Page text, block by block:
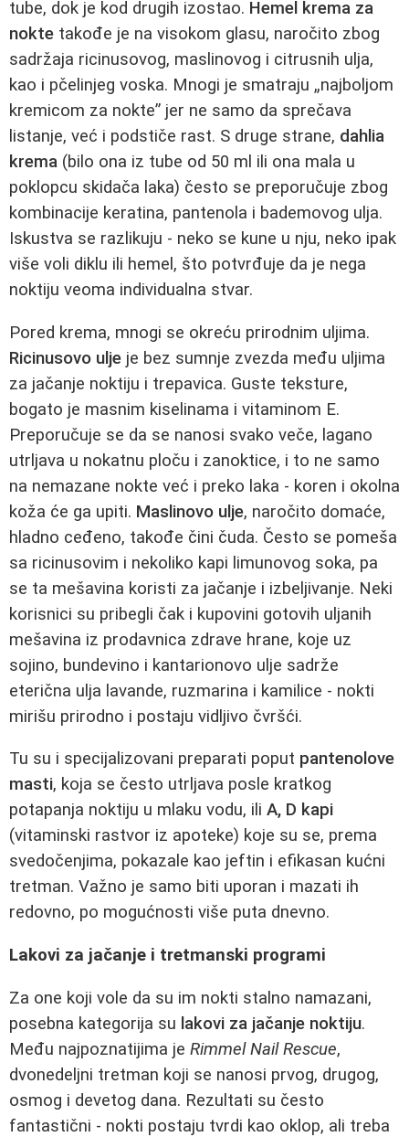
tube, dok je kod drugih izostao. Hemel krema za
nokte takođe je na visokom glasu, naročito zbog
sadržaja ricinusovog, maslinovog i citrusnih ulja,
kao i pčelinjeg voska. Mnogi je smatraju „najboljom
kremicom za nokte” jer ne samo da sprečava
listanje, već i podstiče rast. S druge strane, dahlia
krema (bilo ona iz tube od 50 ml ili ona mala u
poklopcu skidača laka) često se preporučuje zbog
kombinacije keratina, pantenola i bademovog ulja.
Iskustva se razlikuju - neko se kune u nju, neko ipak
više voli diklu ili hemel, što potvrđuje da je nega
noktiju veoma individualna stvar.
Pored krema, mnogi se okreću prirodnim uljima.
Ricinusovo ulje je bez sumnje zvezda među uljima
za jačanje noktiju i trepavica. Guste teksture,
bogato je masnim kiselinama i vitaminom E.
Preporučuje se da se nanosi svako veče, lagano
utrljava u nokatnu ploču i zanoktice, i to ne samo
na nemazane nokte već i preko laka - koren i okolna
koža će ga upiti. Maslinovo ulje, naročito domaće,
hladno ceđeno, takođe čini čuda. Često se pomeša
sa ricinusovim i nekoliko kapi limunovog soka, pa
se ta mešavina koristi za jačanje i izbeljivanje. Neki
korisnici su pribegli čak i kupovini gotovih uljanih
mešavina iz prodavnica zdrave hrane, koje uz
sojino, bundevino i kantarionovo ulje sadrže
eterična ulja lavande, ruzmarina i kamilice - nokti
mirišu prirodno i postaju vidljivo čvršći.
Tu su i specijalizovani preparati poput pantenolove
masti, koja se često utrljava posle kratkog
potapanja noktiju u mlaku vodu, ili A, D kapi
(vitaminski rastvor iz apoteke) koje su se, prema
svedočenjima, pokazale kao jeftin i efikasan kućni
tretman. Važno je samo biti uporan i mazati ih
redovno, po mogućnosti više puta dnevno.
Lakovi za jačanje i tretmanski programi
Za one koji vole da su im nokti stalno namazani,
posebna kategorija su lakovi za jačanje noktiju.
Među najpoznatijima je Rimmel Nail Rescue,
dvonedeljni tretman koji se nanosi prvog, drugog,
osmog i devetog dana. Rezultati su često
fantastični - nokti postaju tvrdi kao oklop, ali treba